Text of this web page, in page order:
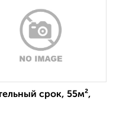
срок, 55м²,